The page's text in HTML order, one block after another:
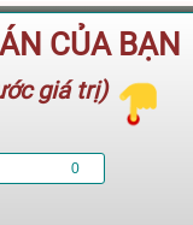
CỦA BẠN
giá trị)